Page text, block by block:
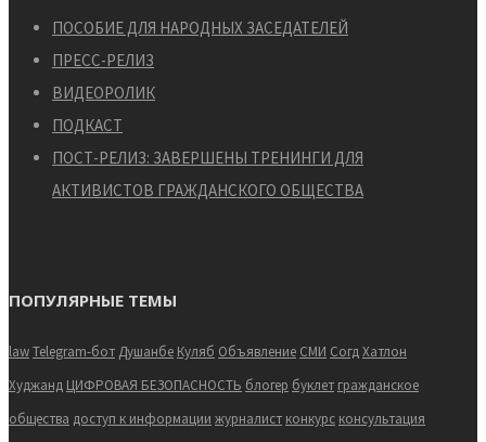
ПОСОБИЕ ДЛЯ НАРОДНЫХ ЗАСЕДАТЕЛЕЙ
ПРЕСС-РЕЛИЗ
ВИДЕОРОЛИК
ПОДКАСТ
ПОСТ-РЕЛИЗ: ЗАВЕРШЕНЫ ТРЕНИНГИ ДЛЯ
АКТИВИСТОВ ГРАЖДАНСКОГО ОБЩЕСТВА
ПОПУЛЯРНЫЕ ТЕМЫ
lawTelegram-бот Душанбе Куляб Объявление СМИ СогдХатлон
Худжанд ЦИФРОВАЯ БЕЗОПАСНОСТЬ блогер буклет гражданское
общества доступ к информации журналист конкурс консультация